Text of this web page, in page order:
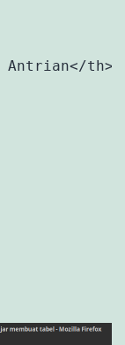
Antrian</th>